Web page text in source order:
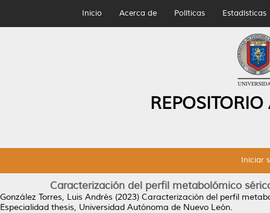
Inicio Acerca de Políticas Estadísticas
Iniciar
Caracterización del perfil metabolómico
González Torres, Luis Andrés (2023) Caracterización del perfil
Especialidad thesis, Universidad Autónoma de Nuevo León.